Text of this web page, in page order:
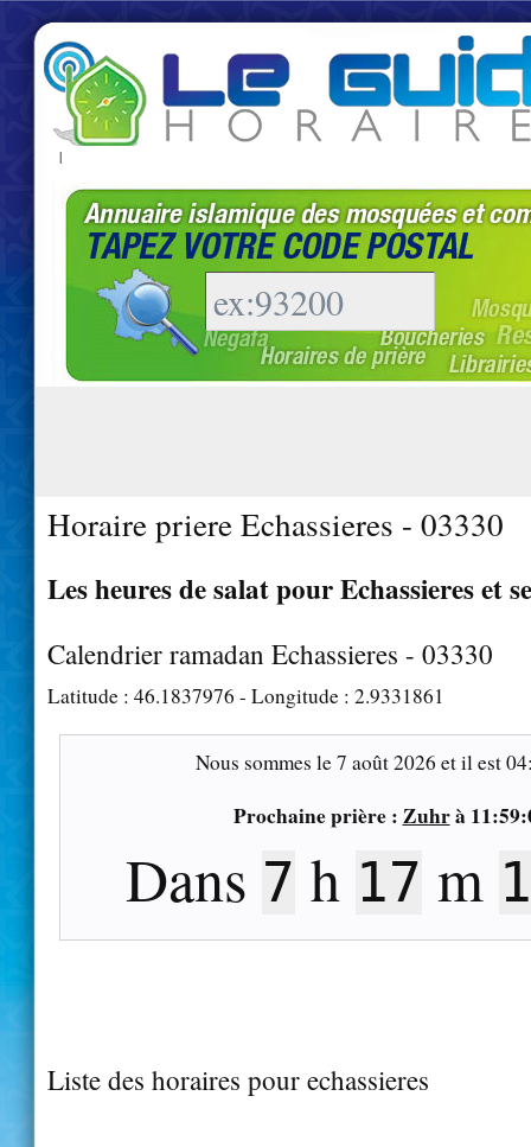
|
Horaire priere Echassieres - 03330
Les heures de salat pour Echassieres et
Calendrier ramadan Echassieres - 03330
Latitude : 46.1837976 - Longitude : 2.9331861
Nous sommes le7 août 2026 et il est
Prochaine prière : Zuhrà
Dans 7 h 17 m
Liste des horaires pour echassieres